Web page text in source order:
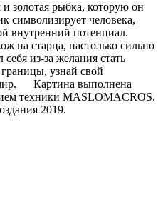
золотая рыбка, которую он
символизирует человека,
внутренний потенциал.
на старца,​ ​настолько сильно
из-за желания стать
узнай свой
Картина выполнена
техники MASLOMACROS.
2019.